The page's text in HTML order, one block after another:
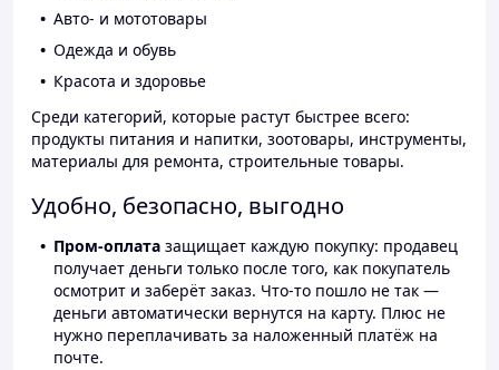
Авто- и мототовары
Одежда и обувь
Красота и здоровье
Среди категорий, которые растут быстрее всего:
продукты питания и напитки, зоотовары, инструменты,
материалы для ремонта, строительные товары.
Удобно, безопасно, выгодно
Пром-оплата защищает каждую покупку: продавец
получает деньги только после того, как покупатель
осмотрит и заберёт заказ. Что-то пошло не так —
деньги автоматически вернутся на карту. Плюс не
нужно переплачивать за наложенный платёж на
почте.